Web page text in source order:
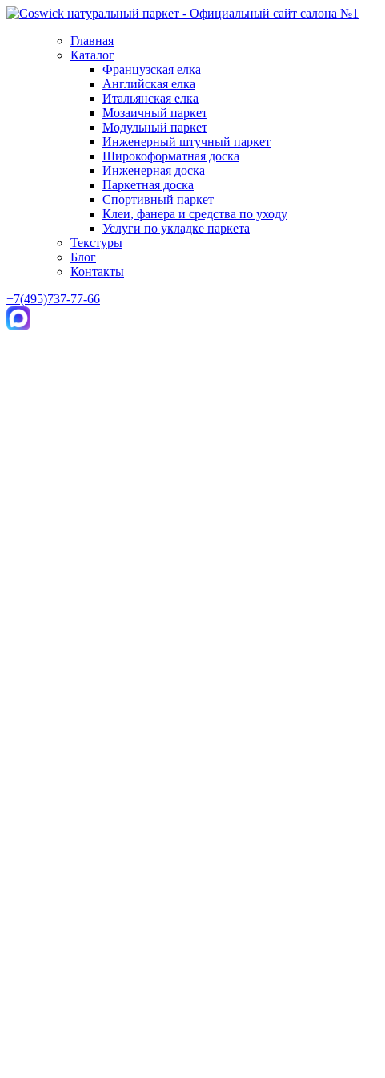
Главная
Каталог
Французская елка
Английская елка
Итальянская елка
Мозаичный паркет
Модульный паркет
Инженерный штучный паркет
Широкоформатная доска
Инженерная доска
Паркетная доска
Спортивный паркет
Клеи, фанера и средства по уходу
Услуги по укладке паркета
Текстуры
Блог
Контакты
+7(495)737-77-66